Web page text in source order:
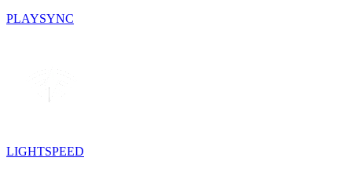
PLAYSYNC
LIGHTSPEED